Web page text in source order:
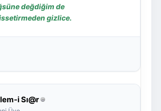
değdiğim de
gizlice.
i Sı@r